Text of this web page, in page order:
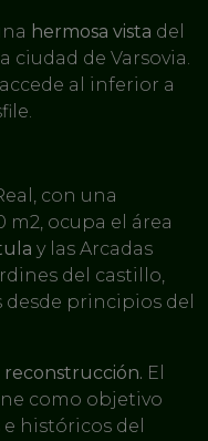
hermosa vista del
ciudad de Varsovia.
al inferior a
con una
m2, ocupa el área
y las Arcadas
del castillo,
principios del
reconstrucción. El
como objetivo
históricos del